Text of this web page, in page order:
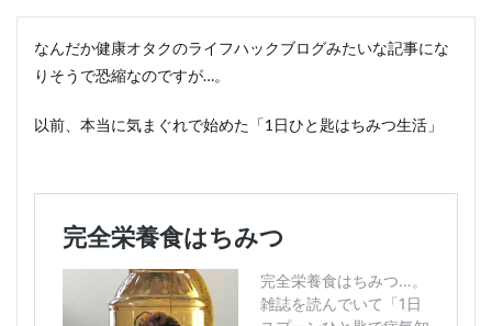
なんだか健康オタクのライフハックブログみたいな記事にな
りそうで恐縮なのですが…。
以前、本当に気まぐれで始めた「1日ひと匙はちみつ生活」